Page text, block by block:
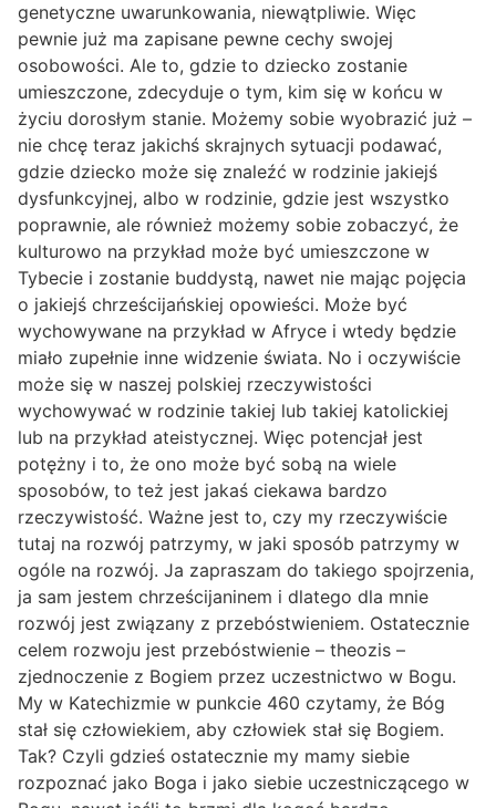
genetyczne uwarunkowania, niewątpliwie. Więc
pewnie już ma zapisane pewne cechy swojej
osobowości. Ale to, gdzie to dziecko zostanie
umieszczone, zdecyduje o tym, kim się w końcu w
życiu dorosłym stanie. Możemy sobie wyobrazić już –
nie chcę teraz jakichś skrajnych sytuacji podawać,
gdzie dziecko może się znaleźć w rodzinie jakiejś
dysfunkcyjnej, albo w rodzinie, gdzie jest wszystko
poprawnie, ale również możemy sobie zobaczyć, że
kulturowo na przykład może być umieszczone w
Tybecie i zostanie buddystą, nawet nie mając pojęcia
o jakiejś chrześcijańskiej opowieści. Może być
wychowywane na przykład w Afryce i wtedy będzie
miało zupełnie inne widzenie świata. No i oczywiście
może się w naszej polskiej rzeczywistości
wychowywać w rodzinie takiej lub takiej katolickiej
lub na przykład ateistycznej. Więc potencjał jest
potężny i to, że ono może być sobą na wiele
sposobów, to też jest jakaś ciekawa bardzo
rzeczywistość. Ważne jest to, czy my rzeczywiście
tutaj na rozwój patrzymy, w jaki sposób patrzymy w
ogóle na rozwój. Ja zapraszam do takiego spojrzenia,
ja sam jestem chrześcijaninem i dlatego dla mnie
rozwój jest związany z przebóstwieniem. Ostatecznie
celem rozwoju jest przebóstwienie – theozis –
zjednoczenie z Bogiem przez uczestnictwo w Bogu.
My w Katechizmie w punkcie 460 czytamy, że Bóg
stał się człowiekiem, aby człowiek stał się Bogiem.
Tak? Czyli gdzieś ostatecznie my mamy siebie
rozpoznać jako Boga i jako siebie uczestniczącego w